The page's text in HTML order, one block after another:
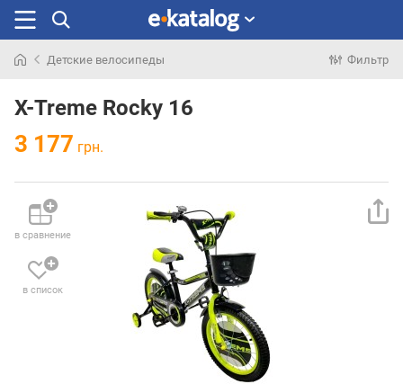
раньше
Детские велосипеды Фильтр
X-Treme Rocky 16
3 177 грн.
в сравнение
в список